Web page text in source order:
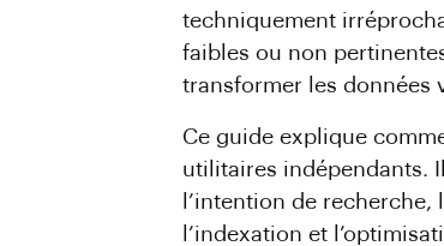
techniquement
faibles ou non
transformer les données
Ce guide explique
utilitaires indépendants.
l’intention de
l’indexation et